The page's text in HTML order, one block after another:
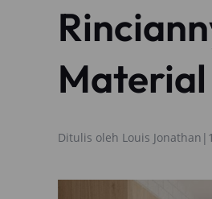
Material
Ditulis oleh Louis Jonathan |